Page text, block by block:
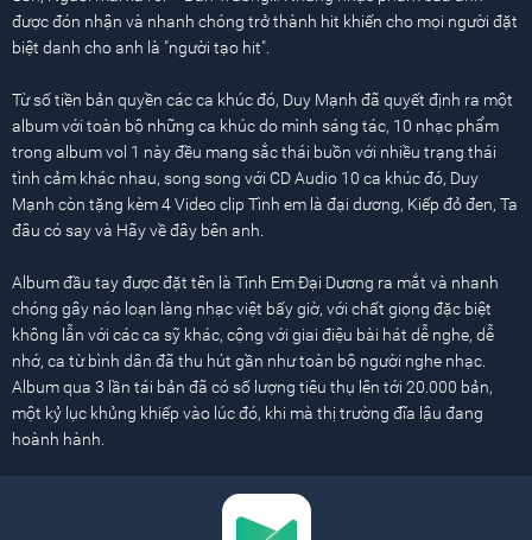
được đón nhận và nhanh chóng trở thành hit khiến cho mọi người đặt
biệt danh cho anh là "người tạo hit".
Từ số tiền bản quyền các ca khúc đó, Duy Mạnh đã quyết định ra một
album với toàn bộ những ca khúc do mình sáng tác, 10 nhạc phẩm
trong album vol 1 này đều mang sắc thái buồn với nhiều trạng thái
tình cảm khác nhau, song song với CD Audio 10 ca khúc đó, Duy
Mạnh còn tặng kèm 4 Video clip Tình em là đại dương, Kiếp đỏ đen, Ta
đâu có say và Hãy về đây bên anh.
Album đầu tay được đặt tên là Tình Em Đại Dương ra mắt và nhanh
chóng gây náo loạn làng nhạc việt bấy giờ, với chất giọng đặc biệt
không lẫn với các ca sỹ khác, cộng với giai điệu bài hát dễ nghe, dễ
nhớ, ca từ bình dân đã thu hút gần như toàn bộ người nghe nhạc.
Album qua 3 lần tái bản đã có số lượng tiêu thụ lên tới 20.000 bản,
một kỷ lục khủng khiếp vào lúc đó, khi mà thị trường đĩa lậu đang
hoành hành.